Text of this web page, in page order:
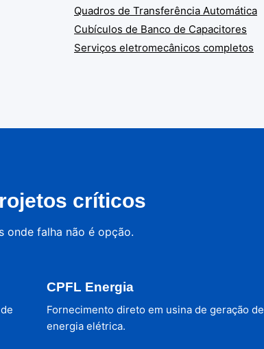
Quadros de Transferência Automática
Cubículos de Banco de Capacitores
Serviços eletromecânicos completos
críticos
onde falha não é opção.
CPFL Energia
Fornecimento direto em usina de geração de
energia elétrica.